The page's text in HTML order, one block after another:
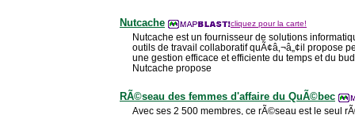
Nutcache cliquez pour la carte!
Nutcache est un fournisseur de solutions
outils de travail collaboratif quÃ¢â‚¬â„¢il propose
une gestion efficace et efficiente du temps et du
Nutcache propose
RÃ©seau des femmes d'affaire du QuÃ©bec
Avec ses 2 500 membres, ce rÃ©seau est le seul